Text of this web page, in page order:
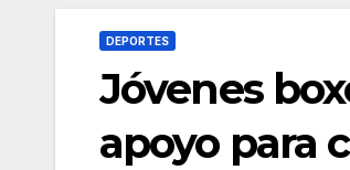
DEPORTES
Jóvenes
apoyo para